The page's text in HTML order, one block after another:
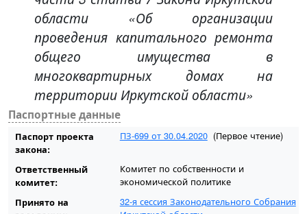
области «Об организации
проведения капитального ремонта
общего имущества в
многоквартирных домах на
территории Иркутской области»
Паспортные данные
Паспорт проекта
закона:
ПЗ-699 от 30.04.2020 (Первое чтение)
Ответственный
комитет:
Комитет по собственности и
экономической политике
Принято на
32-я сессия Законодательного Собрания